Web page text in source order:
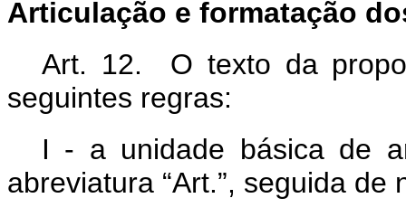
Articulação e formatação
Art. 12. O texto da
seguintes regras:
I - a unidade básica de
abreviatura “Art.”, seguida de